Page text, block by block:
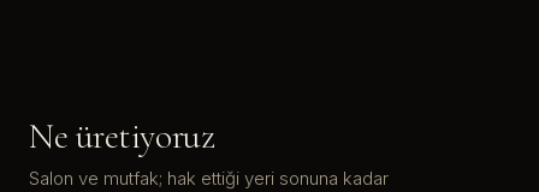
Ne üretiyoruz
Salon ve mutfak; hak ettiği yeri sonuna kadar